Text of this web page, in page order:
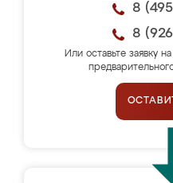
8
8
Или оставьте заявку